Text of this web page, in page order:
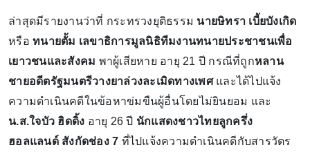
ล่าสุดมีรายงานว่าที่ กระทรวงยุติธรรม นายษิทรา เบี้ยบังเกิด
หรือ ทนายตั้ม เลขาธิการมูลนิธิทีมงานทนายประชาชนเพื่อ
เยาวชนและสังคม พาผู้เสียหาย อายุ 21 ปี กรณีที่ถูกหลาน
ชายอดีตรัฐมนตรีวางยาล่วงละเมิดทางเพศ และได้ไปแจ้ง
ความดำเนินคดีในข้อหาข่มขืนผู้อื่นโดยไม่ยินยอม และ
น.ส.ใจบัว ฮิดดิ้ง อายุ 26 ปี นักแสดงชาวไทยลูกครึ่ง
ฮอลแลนด์ สังกัดช่อง 7 ที่ไปแจ้งความดำเนินคดีกับสารวัตร